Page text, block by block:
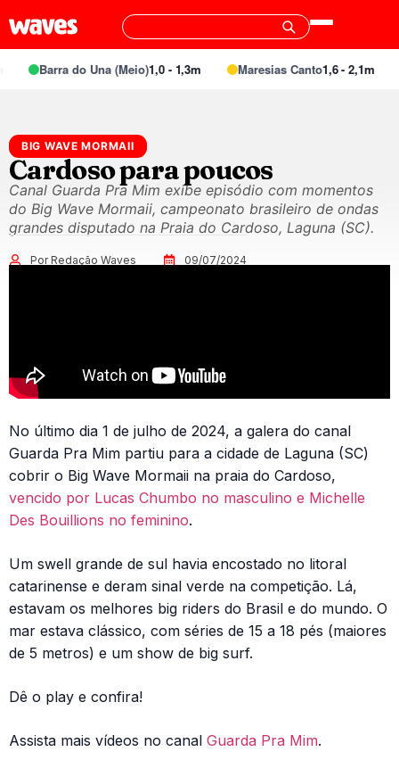
Barra do Una (Meio)1,0 - 1,3m Maresias Canto1,6 - 2,1m
BIG WAVE MORMAII
Cardoso para poucos
Canal Guarda Pra Mim exibe episódio com momentos
do Big Wave Mormaii, campeonato brasileiro de ondas
grandes disputado na Praia do Cardoso, Laguna (SC).
Por Redação Waves 09/07/2024
No último dia 1 de julho de 2024, a galera do canal
Guarda Pra Mim partiu para a cidade de Laguna (SC)
cobrir o Big Wave Mormaii na praia do Cardoso,
vencido por Lucas Chumbo no masculino e Michelle
Des Bouillions no feminino.
Um swell grande de sul havia encostado no litoral
catarinense e deram sinal verde na competição. Lá,
estavam os melhores big riders do Brasil e do mundo. O
mar estava clássico, com séries de 15 a 18 pés (maiores
de 5 metros) e um show de big surf.
Dê o play e confira!
Assista mais vídeos no canal Guarda Pra Mim.